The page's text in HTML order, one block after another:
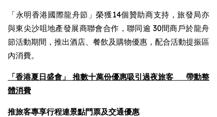
「永明香港國際龍舟節」榮獲14個贊助商支持，旅發局亦
與東尖沙咀地產發展商聯會合作，聯同逾 30間商戶於龍舟
節活動期間，推出酒店、餐飲及購物優惠，配合活動提振區
內消費。
「香港夏日盛會」 推數十萬份優惠吸引過夜旅客
帶動整
體消費
推旅客專享行程連景點門票及交通優惠